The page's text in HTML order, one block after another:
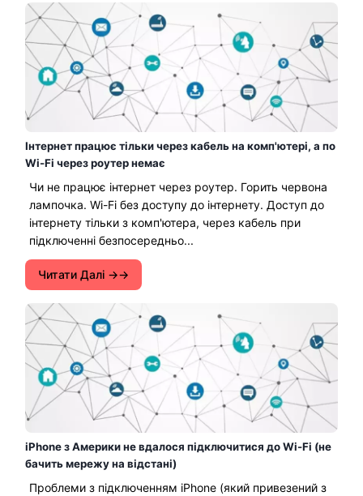
Інтернет працює тільки через кабель на комп'ютері, а по
Wi-Fi через роутер немає
Чи не працює інтернет через роутер. Горить червона
лампочка. Wi-Fi без доступу до інтернету. Доступ до
інтернету тільки з комп'ютера, через кабель при
підключенні безпосередньо...
Читати Далі →
iPhone з Америки не вдалося підключитися до Wi-Fi (не
бачить мережу на відстані)
Проблеми з підключенням iPhone (який привезений з